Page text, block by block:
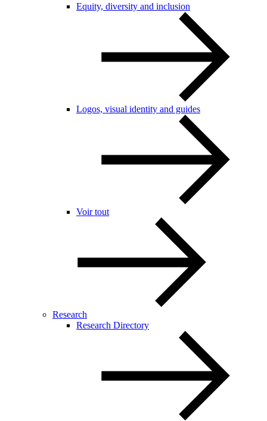
Equity, diversity and inclusion
Logos, visual identity and guides
Voir tout
Research
Research Directory